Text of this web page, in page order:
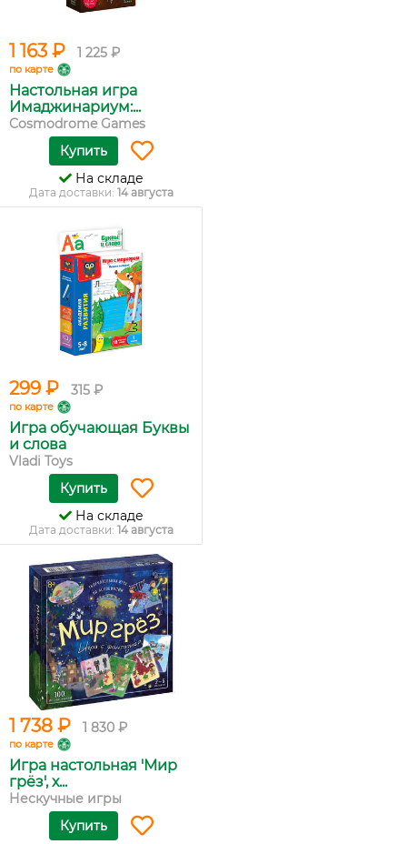
1 163 ₽ 1 225 ₽
по карте
Настольная игра
Имаджинариум:...
Cosmodrome Games
Купить
На складе
Дата доставки: 14 августа
299 ₽ 315 ₽
по карте
Игра обучающая Буквы
и слова
Vladi Toys
Купить
На складе
Дата доставки: 14 августа
1 738 ₽ 1 830 ₽
по карте
Игра настольная 'Мир
грёз', х...
Нескучные игры
Купить